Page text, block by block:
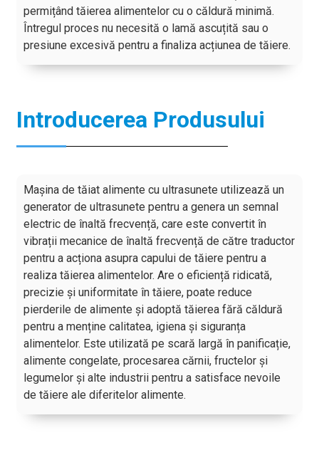
permițând tăierea alimentelor cu o căldură minimă.
Întregul proces nu necesită o lamă ascuțită sau o
presiune excesivă pentru a finaliza acțiunea de tăiere.
Introducerea Produsului
Mașina de tăiat alimente cu ultrasunete utilizează un
generator de ultrasunete pentru a genera un semnal
electric de înaltă frecvență, care este convertit în
vibrații mecanice de înaltă frecvență de către traductor
pentru a acționa asupra capului de tăiere pentru a
realiza tăierea alimentelor. Are o eficiență ridicată,
precizie și uniformitate în tăiere, poate reduce
pierderile de alimente și adoptă tăierea fără căldură
pentru a menține calitatea, igiena și siguranța
alimentelor. Este utilizată pe scară largă în panificație,
alimente congelate, procesarea cărnii, fructelor și
legumelor și alte industrii pentru a satisface nevoile
de tăiere ale diferitelor alimente.